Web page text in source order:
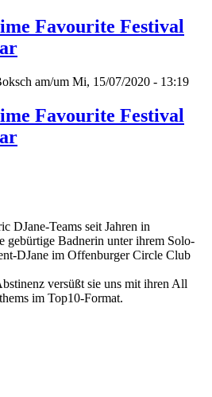
Favourite Festival
am/um Mi, 15/07/2020 - 13:19
Favourite Festival
DJane-Teams seit Jahren in
gebürtige Badnerin unter ihrem Solo-
DJane im Offenburger Circle Club
versüßt sie uns mit ihren All
im Top10-Format.